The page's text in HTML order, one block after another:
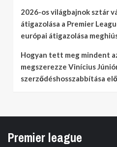
2026-os világbajnok sztár
átigazolása a Premier
európai átigazolása
Hogyan tett meg mindent
megszerezze Vinícius
szerződéshosszabbítása
Premier league